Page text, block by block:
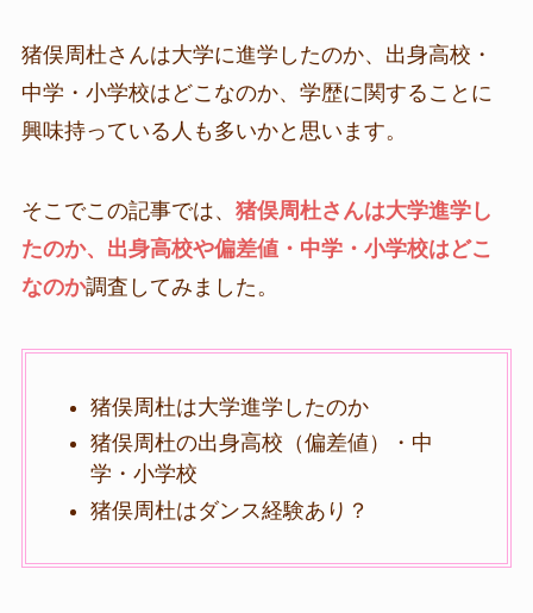
猪俣周杜さんは大学に進学したのか、出身高校・
中学・小学校はどこなのか、学歴に関することに
興味持っている人も多いかと思います。
そこでこの記事では、 猪俣周杜さんは大学進学し
たのか、出身高校や偏差値・中学・小学校はどこ
なのか調査してみました。
猪俣周杜は大学進学したのか
猪俣周杜の出身高校（偏差値）・中
学・小学校
猪俣周杜はダンス経験あり？